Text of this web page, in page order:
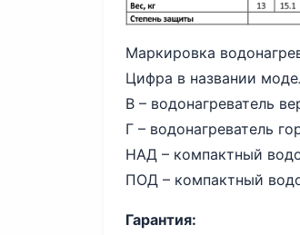
Маркировка
Цифра в названии
В – водонагреватель
Г – водонагреватель
НАД – компактный
ПОД – компактный
Гарантия: